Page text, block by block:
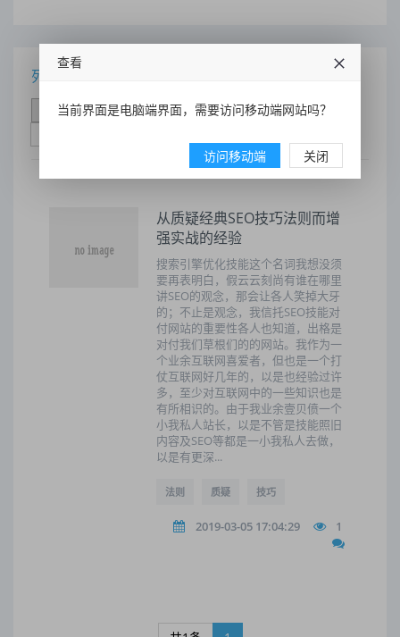
列表
时间排序 点击排序 评论排序
评分排序
从质疑经典SEO技巧法则而增
强实战的经验
搜索引擎优化技能这个名词我想没须
要再表明白，假云云刻尚有谁在哪里
讲SEO的观念，那会让各人笑掉大牙
的；不止是观念，我信托SEO技能对
付网站的重要性各人也知道，出格是
对付我们草根们的的网站。我作为一
个业余互联网喜爱者，但也是一个打
仗互联网好几年的，以是也经验过许
多，至少对互联网中的一些知识也是
有所相识的。由于我业余壹贝偾一个
小我私人站长，以是不管是技能照旧
内容及SEO等都是一小我私人去做，
以是有更深...
法则 质疑 技巧
2019-03-05 17:04:29 1
查看
当前界面是电脑端界面，需要访问移动端网站吗？
访问移动端 关闭